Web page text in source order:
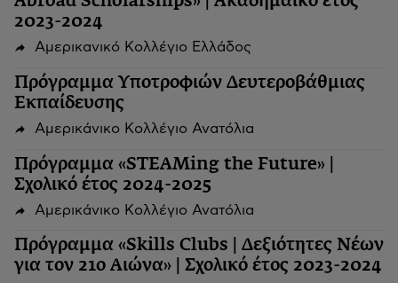
2023-2024
Αμερικανικό Κολλέγιο Ελλάδος
Πρόγραμμα Υποτροφιών Δευτεροβάθμιας
Εκπαίδευσης
Αμερικάνικο Κολλέγιο Ανατόλια
Πρόγραμμα «STEAMing the Future» |
Σχολικό έτος 2024-2025
Αμερικάνικο Κολλέγιο Ανατόλια
Πρόγραμμα «Skills Clubs | Δεξιότητες Νέων
για τον 21ο Αιώνα» | Σχολικό έτος 2023-2024